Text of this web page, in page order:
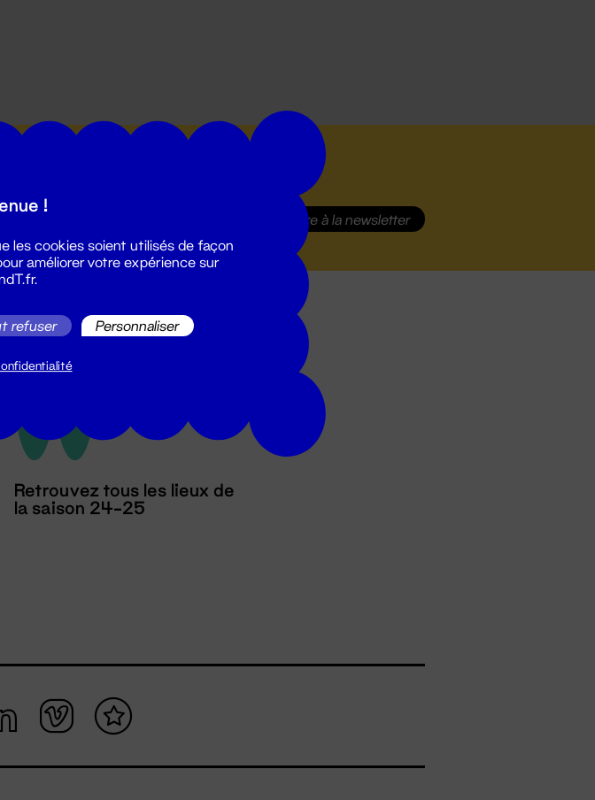
S'inscrire à la newsletter
Retrouvez tous les lieux de
la saison 24-25
!
les cookies soient utilisés de façon
améliorer votre expérience sur
refuser Personnaliser